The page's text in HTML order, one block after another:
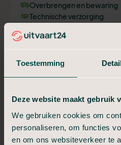
Toestemming
Deze website maakt gebruik
We gebruiken cookies om
personaliseren, om functies
en om ons websiteverkeer te
Overbrengen en bewaring
Technische verzorging
Ondersteuning van het
Plan een
Begrafenis Compact
Voor een intiem afscheid,